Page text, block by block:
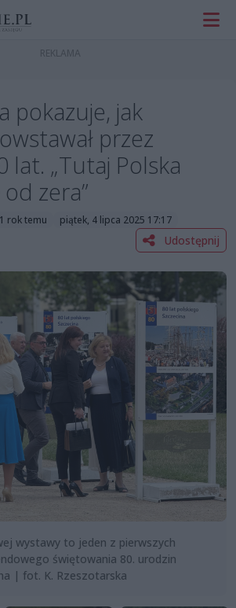
pokazuje, jak
przez
lat. „Tutaj Polska
od zera”
1 rok temu piątek, 4 lipca 2025 17:17
Udostępnij
wystawy to jeden z pierwszych
świętowania 80. urodzin
| fot. K. Rzeszotarska